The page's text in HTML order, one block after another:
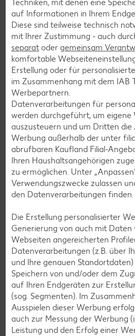
Eis-Rezepte
Pfannkuchen-Rezepte
Plätzchen-Rezepte
Smoothie-Rezepte
Bowle-Rezepte
Cocktail-Rezepte
Avocado-Rezepte
Erdbeer-Rezepte
Blaubeer-Rezepte
Bananen-Rezepte
Zurück zu allen
Techniken, mit denen eine
auf Informationen in Ihrem
Diese sind teilweise technisch
mit Ihrer Zustimmung - auch
separat oder gemeinsam
komfortable
Erstellung oder für
im Zusammenhang mit dem IAB
Werbepartnern.
Datenverarbeitungen für
werden durchgeführt, um eigene
auszusteuern und um Dritten die
Werbung außerhalb der unter
abrufbaren Kaufland Filial-
Ihren Haushaltsangehörigen
zu ermöglichen. Unter
Verwendungszwecke zulassen
den Datenverarbeitungen finden.
Die Erstellung personalisierter
Generierung von auch mit Daten
Webseiten angereicherten
Datenverarbeitungen (z.B. über
und Ihre genauen
Speichern von und/oder dem
auf Ihren Endgeräten zur
(sog. Segmenten). Im
Ausspielen dieser Werbung
auch zur Messung der Werbung
Leistung und den Erfolg einer